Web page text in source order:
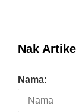
Nak
Nama: